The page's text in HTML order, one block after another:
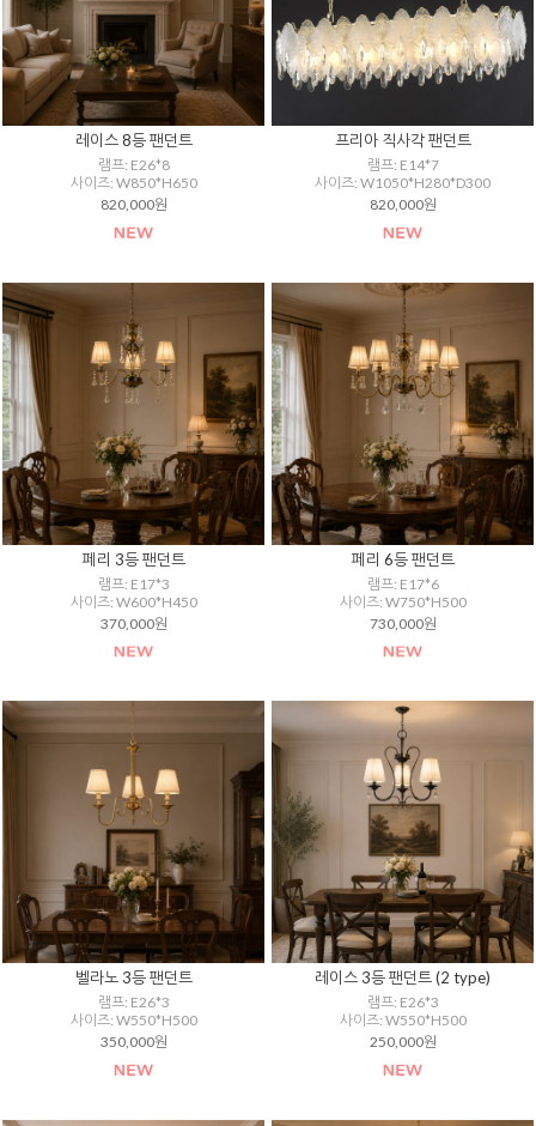
레이스 8등 팬던트
램프: E26*8
사이즈: W850*H650
820,000원
프리아 직사각 팬던트
램프: E14*7
사이즈: W1050*H280*D300
820,000원
페리 3등 팬던트
램프: E17*3
사이즈: W600*H450
370,000원
페리 6등 팬던트
램프: E17*6
사이즈: W750*H500
730,000원
벨라노 3등 팬던트
램프: E26*3
사이즈: W550*H500
350,000원
레이스 3등 팬던트 (2 type)
램프: E26*3
사이즈: W550*H500
250,000원